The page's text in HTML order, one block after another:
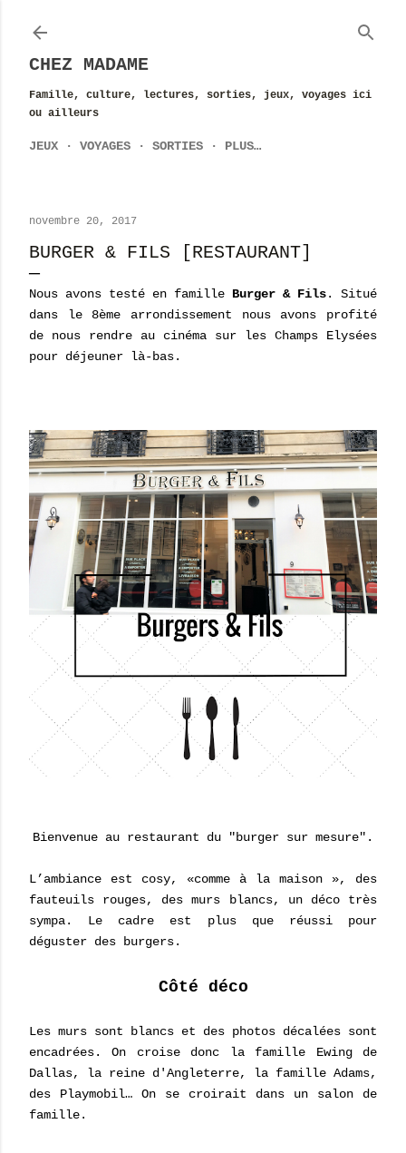
CHEZ MADAME
Famille, culture, lectures, sorties, jeux, voyages ici
ou ailleurs
JEUX VOYAGES SORTIES PLUS…
novembre 20, 2017
BURGER & FILS [RESTAURANT]
Nous avons testé en famille Burger & Fils. Situé
dans le 8ème arrondissement nous avons profité
de nous rendre au cinéma sur les Champs Elysées
pour déjeuner là-bas.
Bienvenue au restaurant du "burger sur mesure".
L’ambiance est cosy, «comme à la maison », des
fauteuils rouges, des murs blancs, un déco très
sympa. Le cadre est plus que réussi pour
déguster des burgers.
Côté déco
Les murs sont blancs et des photos décalées sont
encadrées. On croise donc la famille Ewing de
Dallas, la reine d'Angleterre, la famille Adams,
des Playmobil… On se croirait dans un salon de
famille.